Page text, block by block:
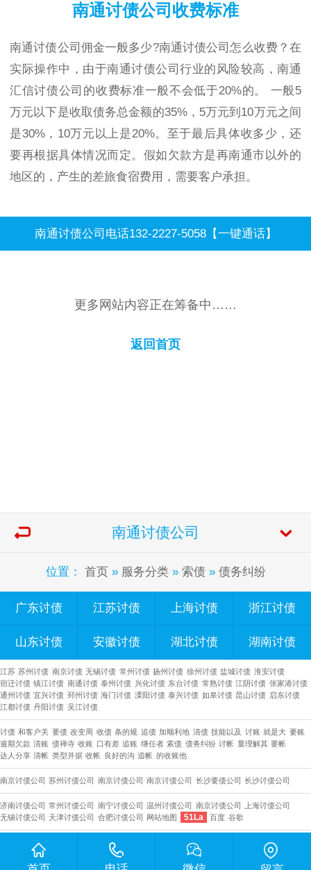
南通讨债公司收费标准
南通讨债公司佣金一般多少?南通讨债公司怎么收费？在
实际操作中，由于南通讨债公司行业的风险较高，南通
汇信讨债公司的收费标准一般不会低于20%的。 一般5
万元以下是收取债务总金额的35%，5万元到10万元之间
是30%，10万元以上是20%。至于最后具体收多少，还
要再根据具体情况而定。假如欠款方是再南通市以外的
地区的，产生的差旅食宿费用，需要客户承担。
南通讨债公司电话132-2227-5058【一键通话】
更多网站内容正在筹备中……
返回首页
南通讨债公司
位置： 首页» 服务分类» 索债» 债务纠纷
广东讨债 江苏讨债 上海讨债 浙江讨债
山东讨债 安徽讨债 湖北讨债 湖南讨债
江苏 苏州讨债 南京讨债 无锡讨债 常州讨债 扬州讨债 徐州讨债 盐城讨债 淮安讨债
宿迁讨债 镇江讨债 南通讨债 泰州讨债 兴化讨债 东台讨债 常熟讨债 江阴讨债 张家港讨债
通州讨债 宜兴讨债 邳州讨债 海门讨债 溧阳讨债 泰兴讨债 如皋讨债 昆山讨债 启东讨债
江都讨债 丹阳讨债 吴江讨债
讨债 和客户关 要债 改变周 收债 条的规 追债 加顺利地 清债 技能以及 讨账 就是大 要账
逾期欠款 清账 债禅寺 收账 口有差 追账 继任者 索债 债务纠纷 讨帐 量理解其 要帐
达人分享 清帐 类型并据 收帐 良好的沟 追帐 的收账他
南京讨债公司 苏州讨债公司 南京讨债公司 南京讨债公司 长沙要债公司 ​长沙讨债公司
济南讨债公司 常州讨债公司 南宁讨债公司 温州讨债公司 南京讨债公司
上海讨债公司
无锡讨债公司 天津讨债公司 合肥讨债公司 网站地图 51La 百度 谷歌